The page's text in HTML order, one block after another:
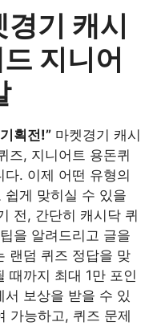
기 캐시
지니어
획전!” 마켓경기 캐시
즈, 지니어트 용돈퀴
다. 이제 어떤 유형의
쉽게 맞히실 수 있을
전, 간단히 캐시닥 퀴
을 알려드리고 글을
랜덤 퀴즈 정답을 맞
때까지 최대 1만 포인
서 보상을 받을 수 있
가능하고, 퀴즈 문제